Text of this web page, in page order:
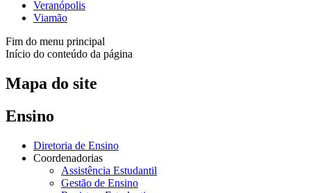
Veranópolis
Viamão
Fim do menu principal
Início do conteúdo da página
Mapa do site
Ensino
Diretoria de Ensino
Coordenadorias
Assistência Estudantil
Gestão de Ensino